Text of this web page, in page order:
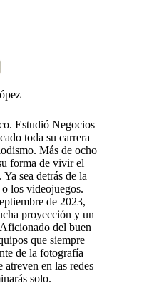
Estudió Negocios
toda su carrera
Más de ocho
forma de vivir el
sea detrás de la
los videojuegos.
de 2023,
proyección y un
del buen
que siempre
de la fotografía
en las redes
solo.